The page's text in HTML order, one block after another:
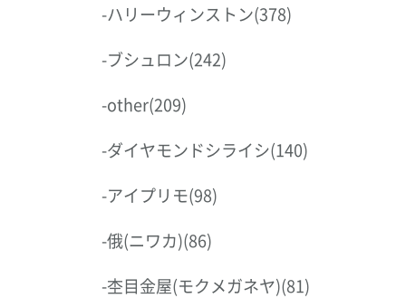
-ハリーウィンストン(378)
-ブシュロン(242)
-other(209)
-ダイヤモンドシライシ(140)
-アイプリモ(98)
-俄(ニワカ)(86)
-杢目金屋(モクメガネヤ)(81)